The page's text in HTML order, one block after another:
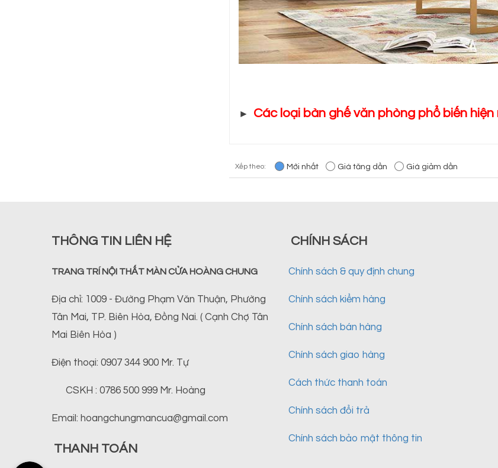
► Các loại bàn ghế văn phòng phổ biến hiện
Xếp theo: Mới nhất Giá tăng dần Giá giảm dần
THÔNG TIN LIÊN HỆ
TRANG TRÍ NỘI THẤT MÀN CỬA HOÀNG CHUNG
Địa chỉ: 1009 - Đường Phạm Văn Thuận, Phường
Tân Mai, TP. Biên Hòa, Đồng Nai. ( Cạnh Chợ Tân
Mai Biên Hòa )
Điện thoại: 0907 344 900 Mr. Tự
CSKH : 0786 500 999 Mr. Hoàng
Email: hoangchungmancua@gmail.com
THANH TOÁN
CHÍNH SÁCH
Chính sách & quy định chung
Chính sách kiểm hàng
Chính sách bán hàng
Chính sách giao hàng
Cách thức thanh toán
Chính sách đổi trả
Chính sách bảo mật thông tin